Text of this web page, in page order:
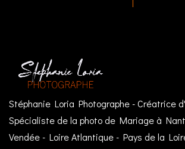
Stéphanie Loria Photographe - Créatrice
Spécialiste de la photo de Mariage à
Vendée - Loire Atlantique - Pays de la